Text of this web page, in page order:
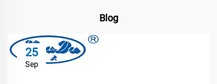
Blog
25
Sep